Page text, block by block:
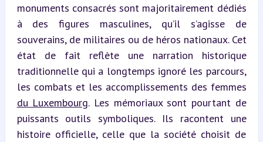
monuments consacrés sont majoritairement dédiés
à des figures masculines, qu’il s’agisse de
souverains, de militaires ou de héros nationaux. Cet
état de fait reflète une narration historique
traditionnelle qui a longtemps ignoré les parcours,
du Luxembourg. Les mémoriaux sont pourtant de
puissants outils symboliques. Ils racontent une
histoire officielle, celle que la société choisit de